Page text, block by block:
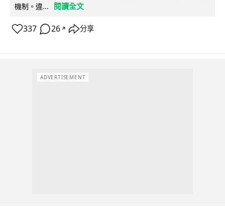
機制。違...
閱讀全文
337 26 ↗ 分享
ADVERTISEMENT